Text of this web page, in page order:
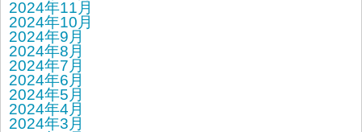
2024年11月
2024年10月
2024年9月
2024年8月
2024年7月
2024年6月
2024年5月
2024年4月
2024年3月